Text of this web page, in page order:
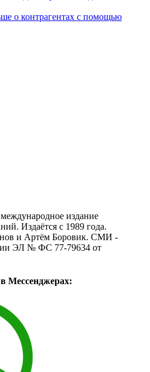
о контрагентах с помощью
издание
Издаётся с 1989 года.
и Артём Боровик. CМИ -
ЭЛ № ФС 77-79634 от
Мессенджерах: